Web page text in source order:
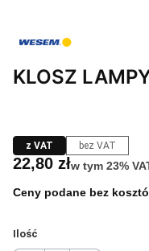
KLOSZ
z VAT bez VAT
Cena
22,80 złw tym 23%
w tym 23%
Ceny podane bez
Ilość